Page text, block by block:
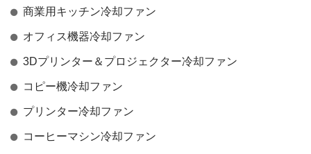
商業用キッチン冷却ファン
オフィス機器冷却ファン
3Dプリンター＆プロジェクター冷却ファン
コピー機冷却ファン
プリンター冷却ファン
コーヒーマシン冷却ファン